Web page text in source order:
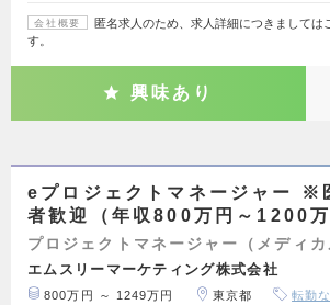
会社概要
匿名求人のため、求人詳細につきましては
す。
興味あり
eプロジェクトマネージャー ※
者歓迎（年収800万円～1200万
プロジェクトマネージャー（メディカ
エムスリーマーケティング株式会社
800万円 ～ 1249万円 東京都 転勤